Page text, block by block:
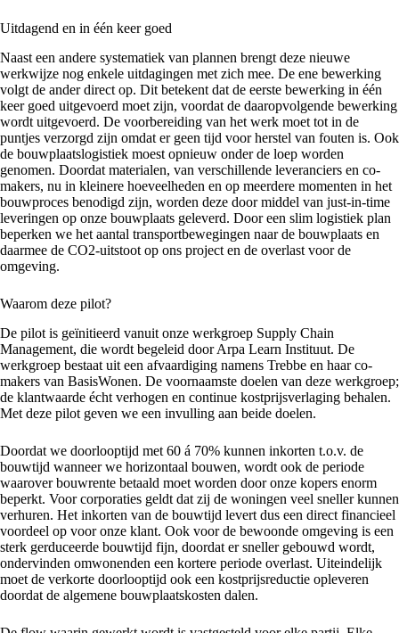
Uitdagend en in één keer goed
Naast een andere systematiek van plannen brengt deze nieuwe
werkwijze nog enkele uitdagingen met zich mee. De ene bewerking
volgt de ander direct op. Dit betekent dat de eerste bewerking in één
keer goed uitgevoerd moet zijn, voordat de daaropvolgende bewerking
wordt uitgevoerd. De voorbereiding van het werk moet tot in de
puntjes verzorgd zijn omdat er geen tijd voor herstel van fouten is. Ook
de bouwplaatslogistiek moest opnieuw onder de loep worden
genomen. Doordat materialen, van verschillende leveranciers en co-
makers, nu in kleinere hoeveelheden en op meerdere momenten in het
bouwproces benodigd zijn, worden deze door middel van just-in-time
leveringen op onze bouwplaats geleverd. Door een slim logistiek plan
beperken we het aantal transportbewegingen naar de bouwplaats en
daarmee de CO2-uitstoot op ons project en de overlast voor de
omgeving.
Waarom deze pilot?
De pilot is geïnitieerd vanuit onze werkgroep Supply Chain
Management, die wordt begeleid door Arpa Learn Instituut. De
werkgroep bestaat uit een afvaardiging namens Trebbe en haar co-
makers van BasisWonen. De voornaamste doelen van deze werkgroep;
de klantwaarde écht verhogen en continue kostprijsverlaging behalen.
Met deze pilot geven we een invulling aan beide doelen.
Doordat we doorlooptijd met 60 á 70% kunnen inkorten t.o.v. de
bouwtijd wanneer we horizontaal bouwen, wordt ook de periode
waarover bouwrente betaald moet worden door onze kopers enorm
beperkt. Voor corporaties geldt dat zij de woningen veel sneller kunnen
verhuren. Het inkorten van de bouwtijd levert dus een direct financieel
voordeel op voor onze klant. Ook voor de bewoonde omgeving is een
sterk gerduceerde bouwtijd fijn, doordat er sneller gebouwd wordt,
ondervinden omwonenden een kortere periode overlast. Uiteindelijk
moet de verkorte doorlooptijd ook een kostprijsreductie opleveren
doordat de algemene bouwplaatskosten dalen.